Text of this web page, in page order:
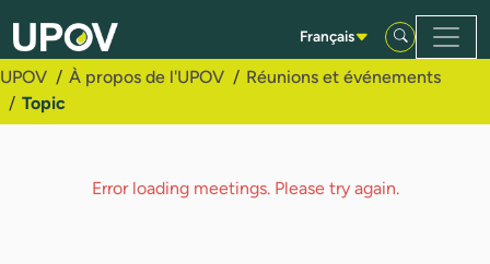
Saut au contenu principal
Français
UPOV À propos de l'UPOV
Réunions et événements
Topic
Error loading meetings. Please try again.